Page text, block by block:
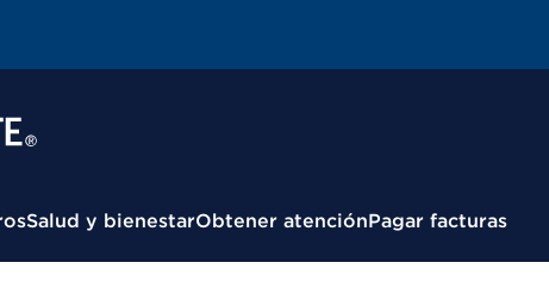
Salud y bienestarObtener atenciónPagar facturas